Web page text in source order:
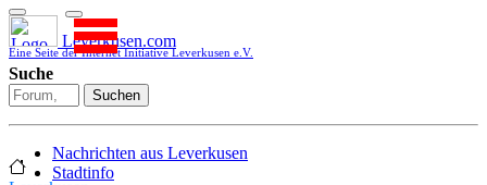
Leverkusen.com
Eine Seite der Internet Initiative Leverkusen e.V.
Suche
Suchen
Nachrichten aus Leverkusen
Stadtinfo